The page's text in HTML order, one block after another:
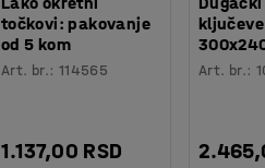
točkovi: pakovanje
od 5 kom
Art. br.: 114565
1.137,00 RSD
Art. br.: